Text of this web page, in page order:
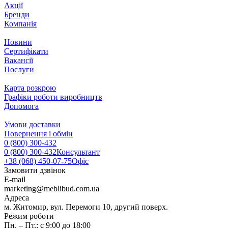
Акції
Бренди
Компанія
Новини
Сертифікати
Вакансії
Послуги
Карта розкрою
Графіки роботи виробництв
Допомога
Умови доставки
Повернення і обмін
0 (800) 300-432
0 (800) 300-432Консультант
+38 (068) 450-07-75Офіс
Замовити дзвінок
E-mail
marketing@meblibud.com.ua
Адреса
м. Житомир, вул. Перемоги 10, другий поверх.
Режим роботи
Пн. – Пт.: с 9:00 до 18:00